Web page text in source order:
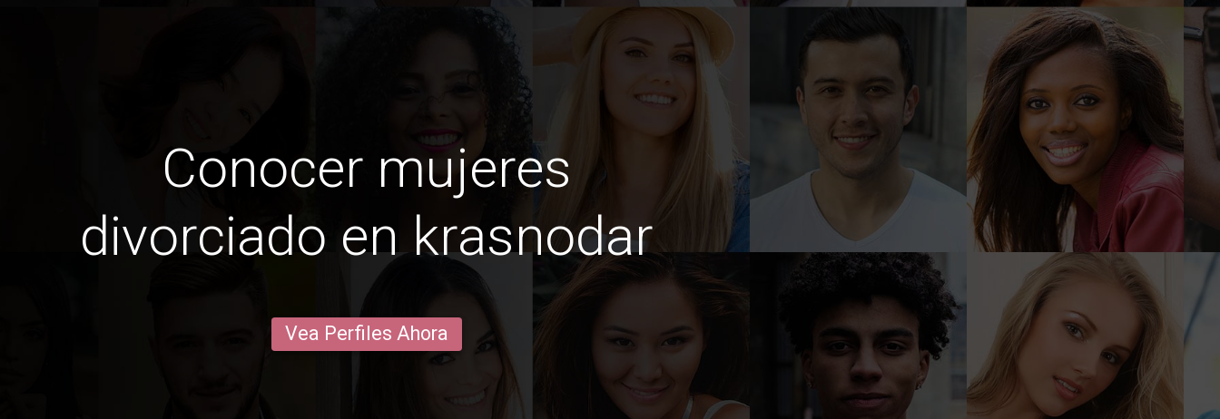
Conocer mujeres
divorciado en krasnodar
Vea Perfiles Ahora